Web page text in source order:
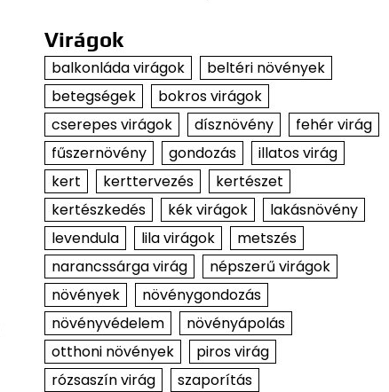
Virágok
balkonláda virágok
beltéri növények
betegségek
bokros virágok
cserepes virágok
dísznövény
fehér virág
fűszernövény
gondozás
illatos virág
kert
kerttervezés
kertészet
kertészkedés
kék virágok
lakásnövény
levendula
lila virágok
metszés
narancssárga virág
népszerű virágok
növények
növénygondozás
növényvédelem
növényápolás
otthoni növények
piros virág
rózsaszín virág
szaporítás